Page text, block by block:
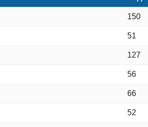
150
51
127
56
66
52